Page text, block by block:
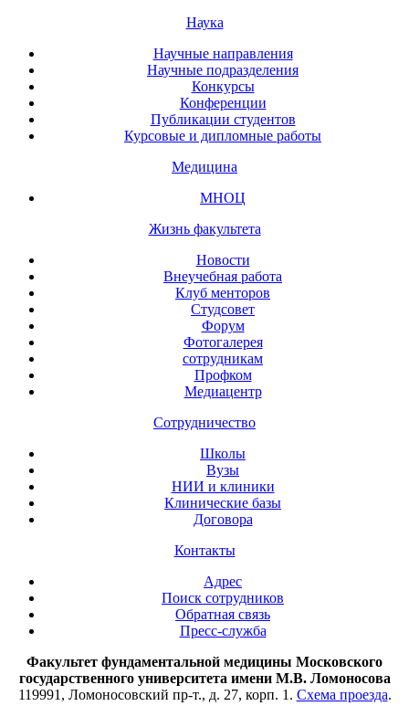
Наука
Научные направления
Научные подразделения
Конкурсы
Конференции
Публикации студентов
Курсовые и дипломные работы
Медицина
МНОЦ
Жизнь факультета
Новости
Внеучебная работа
Клуб менторов
Студсовет
Форум
Фотогалерея
сотрудникам
Профком
Медиацентр
Сотрудничество
Школы
Вузы
НИИ и клиники
Клинические базы
Договора
Контакты
Адрес
Поиск сотрудников
Обратная связь
Пресс-служба
Факультет фундаментальной медицины Московского
государственного университета имени М.В. Ломоносова
119991, Ломоносовский пр-т., д. 27, корп. 1. Схема проезда.